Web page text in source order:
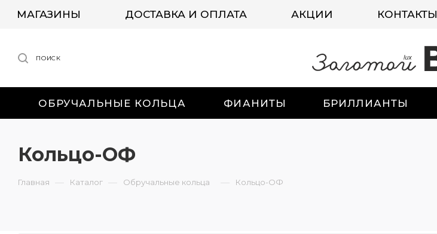
МАГАЗИНЫ ДОСТАВКА И ОПЛАТА АКЦИИ КОНТАКТЫ
ПОИСК
ОБРУЧАЛЬНЫЕ КОЛЬЦА ФИАНИТЫ БРИЛЛИАНТЫ
Кольцо-ОФ
Главная — Каталог — Обручальные кольца — Кольцо-ОФ